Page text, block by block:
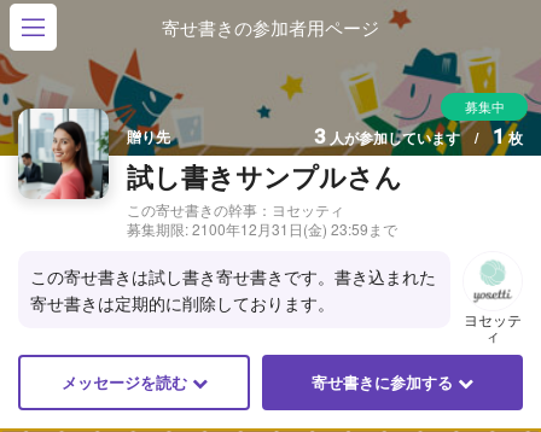
寄せ書きの参加者用ページ
募集中
贈り先
試し書きサンプルさん
この寄せ書きの幹事：ヨセッティ
募集期限:2100年12月31日(金) 23:59まで
3 人が参加しています /1枚
この寄せ書きは試し書き寄せ書きです。書き込まれた
寄せ書きは定期的に削除しております。
ヨセッテ
ィ
メッセージを読む 寄せ書きに参加する